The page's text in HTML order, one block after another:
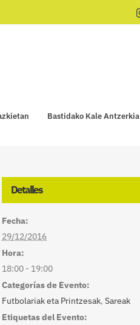
Bastidako Kale Antzerkia
Detalles
Fecha:
29/12/2016
Hora:
18:00 - 19:00
Categorías de Evento:
Futbolariak eta Printzesak, Sareak
Etiquetas del Evento: